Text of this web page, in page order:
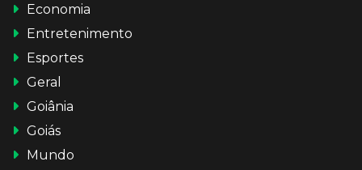
Economia
Entretenimento
Esportes
Geral
Goiânia
Goiás
Mundo